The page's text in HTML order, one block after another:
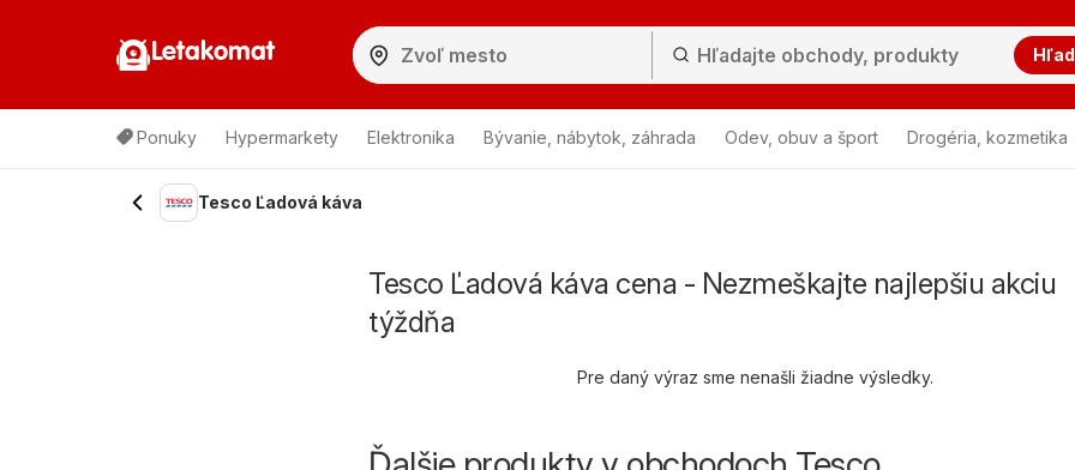
Letakomat
Ponuky Hypermarkety Elektronika Bývanie, nábytok, záhrada Odev, obuv a šport Drogéria, kozmetika
Tesco Ľadová káva
Tesco Ľadová káva cena - Nezmeškajte najlepšiu akciu
týždňa
Pre daný výraz sme nenašli žiadne výsledky.